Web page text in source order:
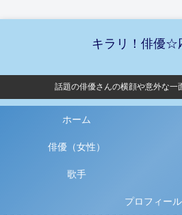
キラリ！俳優☆
話題の俳優さんの横顔や意外な一
ホーム
俳優（女性）
歌手
プロフィール